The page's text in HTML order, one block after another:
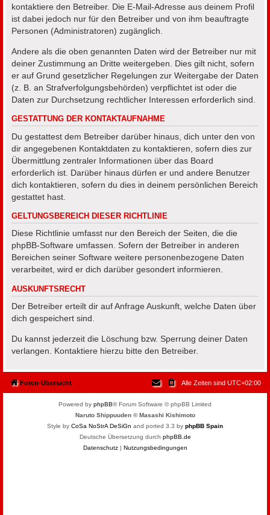
kontaktiere den Betreiber. Die E-Mail-Adresse aus deinem Profil
ist dabei jedoch nur für den Betreiber und von ihm beauftragte
Personen (Administratoren) zugänglich.
Andere als die oben genannten Daten wird der Betreiber nur mit
deiner Zustimmung an Dritte weitergeben. Dies gilt nicht, sofern
er auf Grund gesetzlicher Regelungen zur Weitergabe der Daten
(z. B. an Strafverfolgungsbehörden) verpflichtet ist oder die
Daten zur Durchsetzung rechtlicher Interessen erforderlich sind.
GESTATTUNG DER KONTAKTAUFNAHME
Du gestattest dem Betreiber darüber hinaus, dich unter den von
dir angegebenen Kontaktdaten zu kontaktieren, sofern dies zur
Übermittlung zentraler Informationen über das Board
erforderlich ist. Darüber hinaus dürfen er und andere Benutzer
dich kontaktieren, sofern du dies in deinem persönlichen Bereich
gestattet hast.
GELTUNGSBEREICH DIESER RICHTLINIE
Diese Richtlinie umfasst nur den Bereich der Seiten, die die
phpBB-Software umfassen. Sofern der Betreiber in anderen
Bereichen seiner Software weitere personenbezogene Daten
verarbeitet, wird er dich darüber gesondert informieren.
AUSKUNFTSRECHT
Der Betreiber erteilt dir auf Anfrage Auskunft, welche Daten über
dich gespeichert sind.
Du kannst jederzeit die Löschung bzw. Sperrung deiner Daten
verlangen. Kontaktiere hierzu bitte den Betreiber.
Foren-Übersicht Alle Zeiten sind UTC+02:00
Powered by phpBB® Forum Software © phpBB Limited
Naruto Shippuuden © Masashi Kishimoto
Style by CoSa NoStrA DeSiGn and ported 3.3 by phpBB Spain
Deutsche Übersetzung durch phpBB.de
Datenschutz| Nutzungsbedingungen